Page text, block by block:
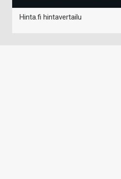
Hinta.fi hintavertailu